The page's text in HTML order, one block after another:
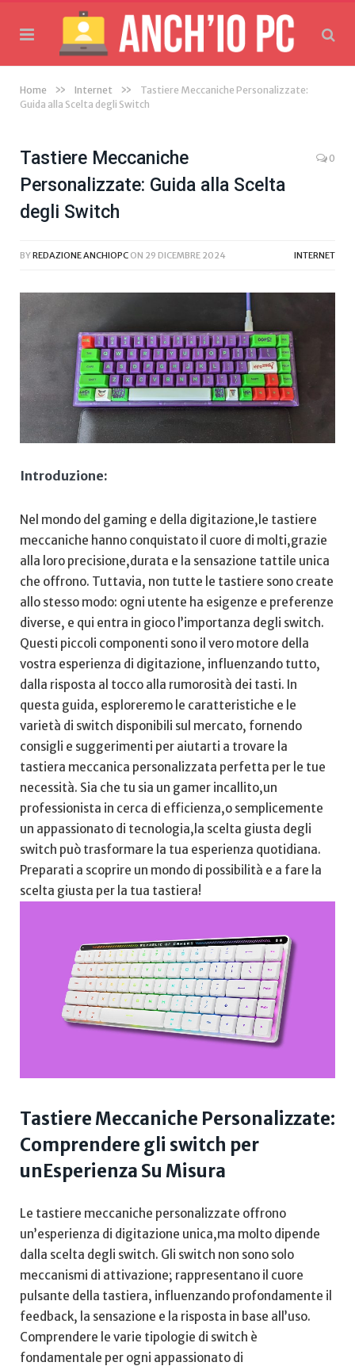
Home » Internet »
Tastiere Meccaniche Personalizzate:
Guida alla Scelta degli Switch
Tastiere Meccaniche
Personalizzate: Guida alla Scelta
degli Switch
0
BYREDAZIONE ANCHIOPC ON 29 DICEMBRE 2024 INTERNET
Introduzione:
Nel mondo del gaming e della digitazione,le⁢ tastiere
meccaniche hanno conquistato il cuore di molti,grazie
alla loro precisione,durata e la sensazione tattile unica
che offrono. Tuttavia, non tutte le tastiere sono create
allo stesso modo: ogni utente ha esigenze e preferenze
diverse, e qui entra in gioco l’importanza degli switch.
Questi piccoli componenti sono il vero‍ motore della
vostra esperienza di digitazione, ⁤influenzando tutto,
dalla risposta al⁤ tocco alla rumorosità dei tasti. In
questa guida, esploreremo le caratteristiche e ⁣le
varietà di switch disponibili⁤ sul mercato, fornendo‌
consigli e suggerimenti per aiutarti a trovare la
tastiera meccanica personalizzata perfetta per le tue
necessità. Sia che tu sia un gamer incallito,un
professionista ⁢in cerca di efficienza,o semplicemente​
un appassionato di tecnologia,la scelta giusta degli
⁣switch può trasformare ⁣la ⁢tua esperienza quotidiana.
Preparati a scoprire ​un mondo di possibilità e a fare la
scelta giusta per la tua tastiera!
Tastiere Meccaniche Personalizzate:
Comprendere gli switch per
unEsperienza Su⁣ Misura
Le tastiere meccaniche personalizzate offrono
un’esperienza di digitazione unica,ma molto dipende
dalla scelta degli switch. Gli switch non sono solo
meccanismi di attivazione; rappresentano il cuore
pulsante della tastiera, influenzando profondamente il
feedback, la sensazione e‍ la risposta in base all’uso.
Comprendere le varie tipologie di switch​ è
fondamentale per ogni appassionato di